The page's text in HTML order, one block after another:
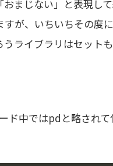
まじない」と表現し
が、いちいちその度
ライブラリはセット
ド中ではpdと略されて